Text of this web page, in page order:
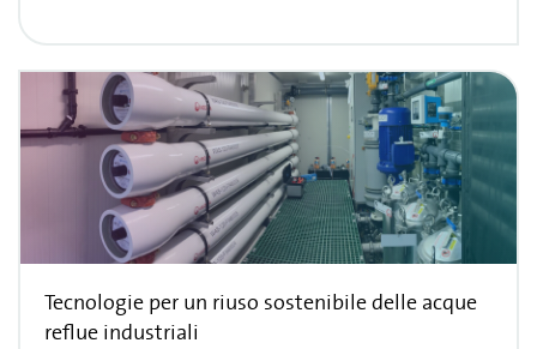
Tecnologie per un riuso sostenibile delle acque
reflue industriali